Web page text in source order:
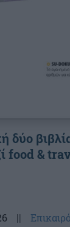
δύο
food &
||